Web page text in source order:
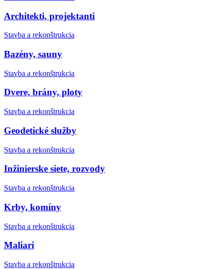
Architekti, projektanti
Stavba a rekonštrukcia
Bazény, sauny
Stavba a rekonštrukcia
Dvere, brány, ploty
Stavba a rekonštrukcia
Geodetické služby
Stavba a rekonštrukcia
Inžinierske siete, rozvody
Stavba a rekonštrukcia
Krby, komíny
Stavba a rekonštrukcia
Maliari
Stavba a rekonštrukcia